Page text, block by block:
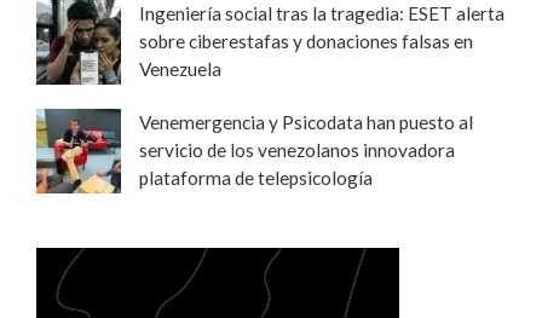
Ingeniería social tras la tragedia: ESET alerta
sobre ciberestafas y donaciones falsas en
Venezuela
Venemergencia y Psicodata han puesto al
servicio de los venezolanos innovadora
plataforma de telepsicología